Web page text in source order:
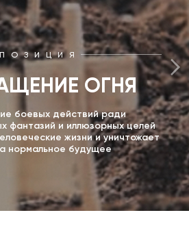
ОГНЯ
боевых действий ради
фантазий и иллюзорных целей
жизни и уничтожает
нормальное будущее